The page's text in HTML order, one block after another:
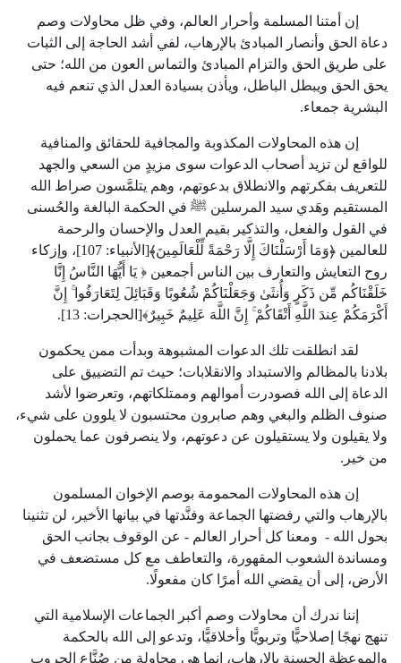
إن أمتنا المسلمة وأحرار العالم، وفي ظل محاولات وصم
دعاة الحق وأنصار المبادئ بالإرهاب، لفي أشد الحاجة إلى الثبات
على طريق الحق والتزام المبادئ والتماس العون من الله؛ حتى
يحق الحق ويبطل الباطل، ويأذن بسيادة العدل الذي تنعم فيه
البشرية جمعاء.
إن هذه المحاولات المكذوبة والمجافية للحقائق والمنافية
للواقع لن تزيد أصحاب الدعوات سوى مزيدٍ من السعي والجهد
للتعريف بفكرتهم والانطلاق بدعوتهم، وهم يتلمَّسون صراط الله
المستقيم وهَدي سيد المرسلين ﷺ في الحكمة البالغة والحُسنى
في القول والفعل، والتذكير بقيم العدل والإحسان والرحمة
للعالمين ﴿وَمَا أَرْسَلْنَاكَ إِلَّا رَحْمَةً لِّلْعَالَمِينَ﴾[الأنبياء: 107]، وإزكاء
روح التعايش والتعارف بين الناس أجمعين ﴿ يَا أَيُّهَا النَّاسُ إِنَّا
خَلَقْنَاكُم مِّن ذَكَرٍ وَأُنثَىٰ وَجَعَلْنَاكُمْ شُعُوبًا وَقَبَائِلَ لِتَعَارَفُوا ۚ إِنَّ
أَكْرَمَكُمْ عِندَ اللَّهِ أَتْقَاكُمْ ۚ إِنَّ اللَّهَ عَلِيمٌ خَبِيرٌ﴾[الحجرات: 13
].
لقد انطلقت تلك الدعوات المشبوهة وبدأت ممن يحكمون
بلادنا بالمظالم والاستبداد والانقلابات؛ حيث تم التضييق على
الدعاة إلى الله فصودرت أموالهم وممتلكاتهم، وتعرضوا لأشد
صنوف الظلم والبغي وهم صابرون محتسبون لا يلوون على شيء،
ولا يقيلون ولا يستقيلون عن دعوتهم، ولا ينصرفون عما يحملون
من خير.
إن هذه المحاولات المحمومة بوصم الإخوان المسلمون
بالإرهاب والتي رفضتها الجماعة وفنَّدتها في بيانها الأخير، لن تثنينا
بحول الله - ومعنا كل أحرار العالم - عن الوقوف بجانب الحق
ومساندة الشعوب المقهورة، والتعاطف مع كل مستضعف في
الأرض، إلى أن يقضي الله أمرًا كان مفعولًا.
إننا ندرك أن محاولات وصم أكبر الجماعات الإسلامية التي
تنهج نهجًا إصلاحيًّا وتربويًّا وأخلاقيًّا، وتدعو إلى الله بالحكمة
والموعظة الحسنة بالإرهاب، إنما هي محاولة من صُنَّاع الحروب